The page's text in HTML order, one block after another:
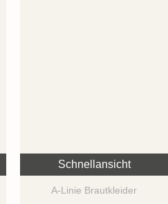
Schnellansicht
A-Linie Brautkleider